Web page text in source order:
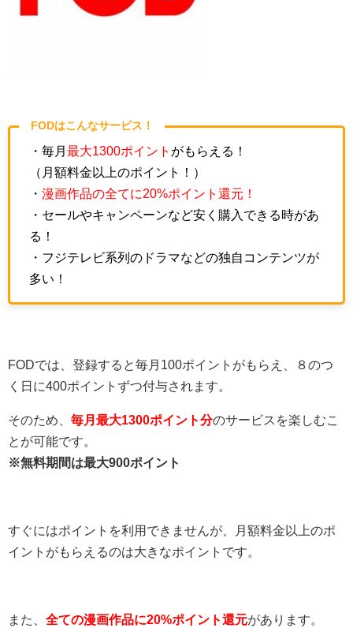
FODはこんなサービス！
・毎月 最大1300ポイント がもらえる！
（月額料金以上のポイント！）
・ 漫画作品の全てに20%ポイント還元！
・セールやキャンペーンなど安く購入できる時があ
る！
・フジテレビ系列のドラマなどの独自コンテンツが
多い！
FODでは、登録すると毎月100ポイントがもらえ、８のつ
く日に400ポイントずつ付与されます。
そのため、 毎月最大1300ポイント分のサービスを楽しむこ
とが可能です。
※無料期間は最大900ポイント
すぐにはポイントを利用できませんが、月額料金以上のポ
イントがもらえるのは大きなポイントです。
また、 全ての漫画作品に20%ポイント還元があります。